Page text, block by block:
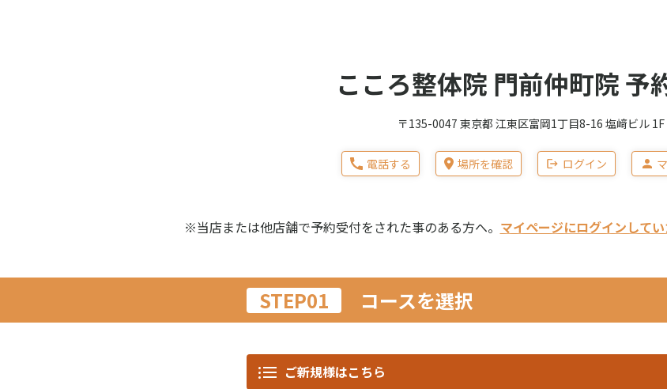
こころ整体院 門前仲町院 予
〒135-0047 東京都 江東区富岡1丁目8-16 塩﨑ビル 1F
電話する 場所を確認 ログイン
※当店または他店舗で予約受付をされた事のある方へ。 マイページにログインして
STEP01 コースを選択
ご新規様はこちら